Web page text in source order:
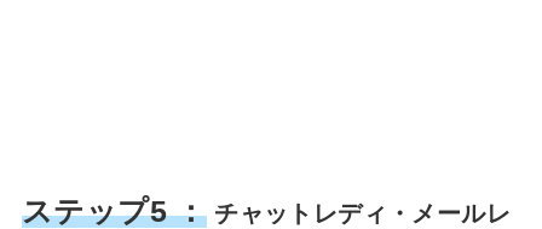
ステップ5 ：チャットレディ・メールレ